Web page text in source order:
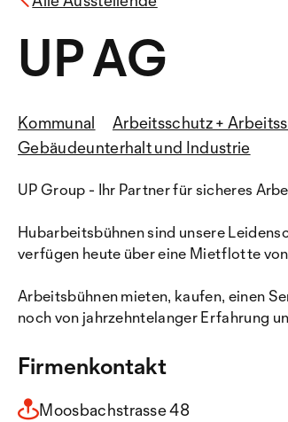
UP AG
Kommunal Arbeitsschutz +
Gebäudeunterhalt und Industrie
UP Group - Ihr Partner für sicheres
Hubarbeitsbühnen sind unsere
verfügen heute über eine Mietflotte
Arbeitsbühnen mieten, kaufen, einen
noch von jahrzehntelanger Erfahrung
Firmenkontakt
Moosbachstrasse 48